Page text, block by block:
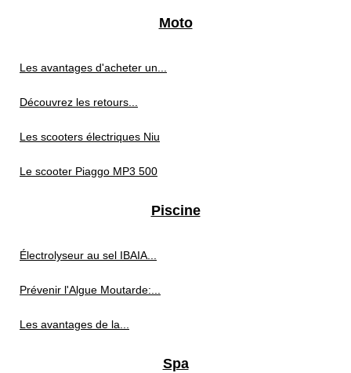
Moto
Les avantages d'acheter un...
Découvrez les retours...
Les scooters électriques Niu
Le scooter Piaggo MP3 500
Piscine
Électrolyseur au sel IBAIA...
Prévenir l'Algue Moutarde:...
Les avantages de la...
Spa